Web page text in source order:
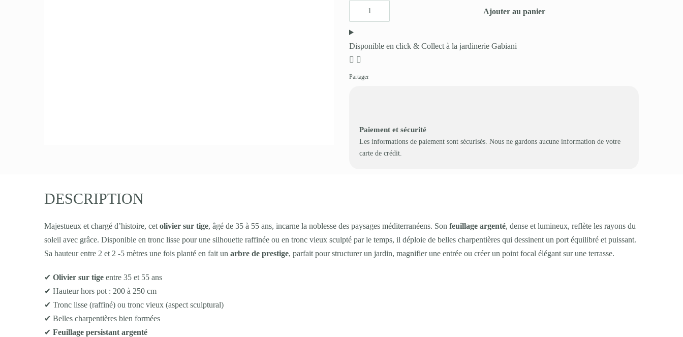
Ajouter au panier
Disponible en click & Collect à la jardinerie Gabiani
Partager
Paiement et sécurité
Les informations de paiement sont sécurisés. Nous ne gardons aucune information de votre
carte de crédit.
DESCRIPTION
Majestueux et chargé d’histoire, cet olivier sur tige, âgé de 35 à 55 ans, incarne la noblesse des paysages méditerranéens. Son feuillage argenté, dense et lumineux, reflète les rayons du
soleil avec grâce. Disponible en tronc lisse pour une silhouette raffinée ou en tronc vieux sculpté par le temps, il déploie de belles charpentières qui dessinent un port équilibré et puissant.
Sa hauteur entre 2 et 2 -5 mètres une fois planté en fait un arbre de prestige, parfait pour structurer un jardin, magnifier une entrée ou créer un point focal élégant sur une terrasse.
✔ Olivier sur tige entre 35 et 55 ans
✔ Hauteur hors pot : 200 à 250 cm
✔ Tronc lisse (raffiné) ou tronc vieux (aspect sculptural)
✔ Belles charpentières bien formées
✔ Feuillage persistant argenté